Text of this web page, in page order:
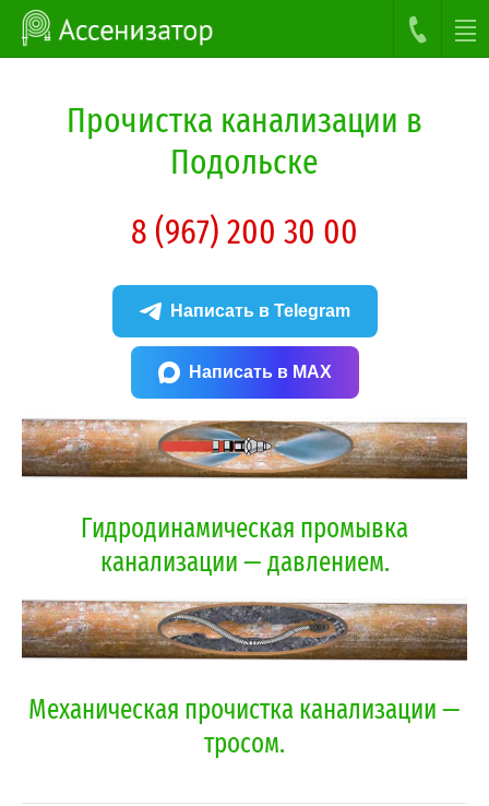
Прочистка канализации в
Подольске
8 (967) 200 30 00
Написать в Telegram
Написать в MAX
Гидродинамическая промывка
канализации — давлением.
Механическая прочистка канализации —
тросом.